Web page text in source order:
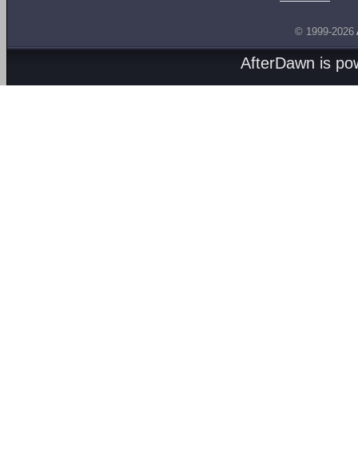
© 1999-2026
AfterDawn is